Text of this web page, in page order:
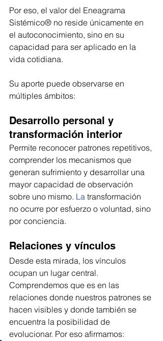
Por eso, el valor del Eneagrama
Sistémico® no reside únicamente en
el autoconocimiento, sino en su
capacidad para ser aplicado en la
vida cotidiana.
Su aporte puede observarse en
múltiples ámbitos:
Desarrollo personal y
transformación interior
Permite reconocer patrones repetitivos,
comprender los mecanismos que
generan sufrimiento y desarrollar una
mayor capacidad de observación
sobre uno mismo. La transformación
no ocurre por esfuerzo o voluntad, sino
por conciencia.
Relaciones y vínculos
Desde esta mirada, los vínculos
ocupan un lugar central.
Comprendemos que es en las
relaciones donde nuestros patrones se
hacen visibles y donde también se
encuentra la posibilidad de
evolucionar. Por eso afirmamos: